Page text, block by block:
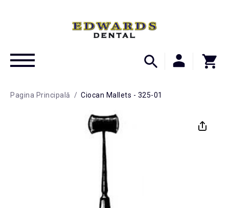
Pagina Principală / Ciocan Mallets - 325-01